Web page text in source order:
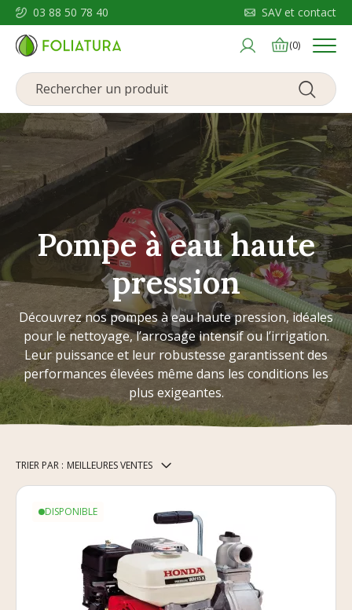
03 88 50 78 40 SAV et contact
(0) Menu
Pompe à eau haute
pression
Découvrez nos pompes à eau haute pression, idéales
pour le nettoyage, l’arrosage intensif ou l’irrigation.
Leur puissance et leur robustesse garantissent des
performances élevées même dans les conditions les
plus exigeantes.
TRIER PAR : MEILLEURES VENTES
DISPONIBLE